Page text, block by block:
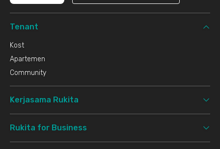
Tenant
Kost
Apartemen
Community
Kerjasama Rukita
Rukita for Business